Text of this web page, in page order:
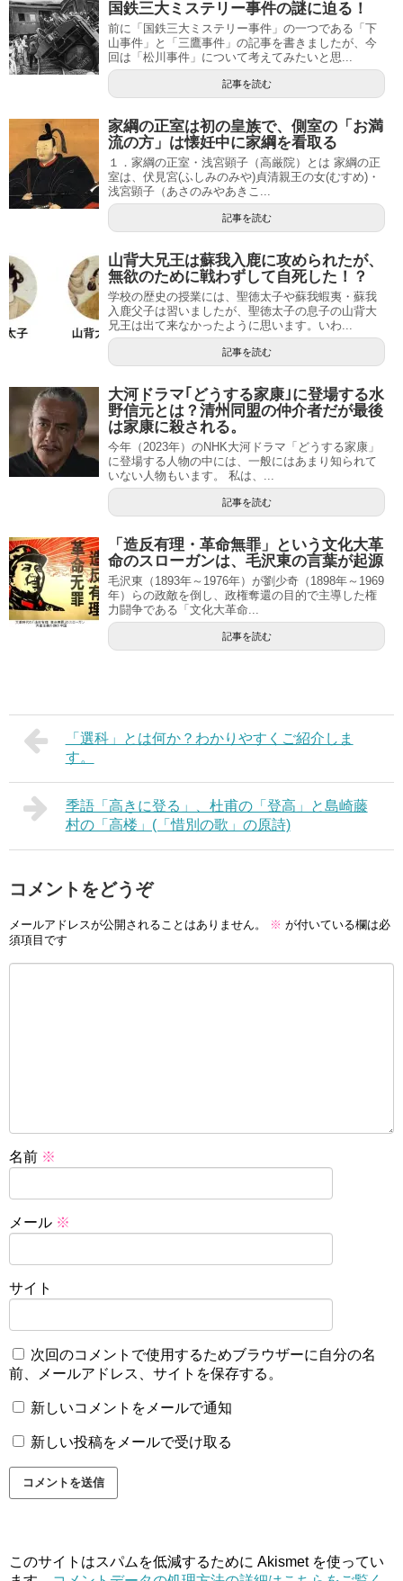
国鉄三大ミステリー事件の謎に迫る！
前に「国鉄三大ミステリー事件」の一つである「下
山事件」と「三鷹事件」の記事を書きましたが、今
回は「松川事件」について考えてみたいと思...
記事を読む
家綱の正室は初の皇族で、側室の「お満
流の方」は懐妊中に家綱を看取る
１．家綱の正室・浅宮顕子（高厳院）とは 家綱の正
室は、伏見宮(ふしみのみや)貞清親王の女(むすめ)・
浅宮顕子（あさのみやあきこ...
記事を読む
山背大兄王は蘇我入鹿に攻められたが、
無欲のために戦わずして自死した！？
学校の歴史の授業には、聖徳太子や蘇我蝦夷・蘇我
入鹿父子は習いましたが、聖徳太子の息子の山背大
兄王は出て来なかったように思います。いわ...
記事を読む
大河ドラマ｢どうする家康｣に登場する水
野信元とは？清州同盟の仲介者だが最後
は家康に殺される。
今年（2023年）のNHK大河ドラマ「どうする家康」
に登場する人物の中には、一般にはあまり知られて
いない人物もいます。 私は、...
記事を読む
「造反有理・革命無罪」という文化大革
命のスローガンは、毛沢東の言葉が起源
毛沢東（1893年～1976年）が劉少奇（1898年～1969
年）らの政敵を倒し、政権奪還の目的で主導した権
力闘争である「文化大革命...
記事を読む
「選科」とは何か？わかりやすくご紹介しま
す。
季語「高きに登る」、杜甫の「登高」と島崎藤
村の「高楼」(「惜別の歌」の原詩)
コメントをどうぞ
メールアドレスが公開されることはありません。 ※ が付いている欄は必
須項目です
名前 ※
メール ※
サイト
次回のコメントで使用するためブラウザーに自分の名
前、メールアドレス、サイトを保存する。
新しいコメントをメールで通知
新しい投稿をメールで受け取る
このサイトはスパムを低減するために Akismet を使ってい